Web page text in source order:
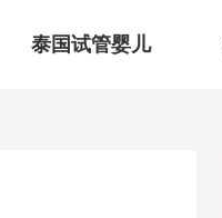
泰国试管婴儿